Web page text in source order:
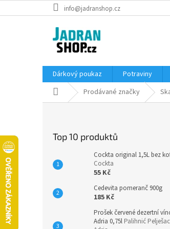
na
info@jadranshop.cz
Dárkový poukaz Potraviny
Domů Prodávané značky
Top 10 produktů
Cockta original 1,5L bez
Cockta
55 Kč
Cedevita pomeranč 900g
185 Kč
Prošek červené dezertní
Adria 0,75l Palihnić Pelješac